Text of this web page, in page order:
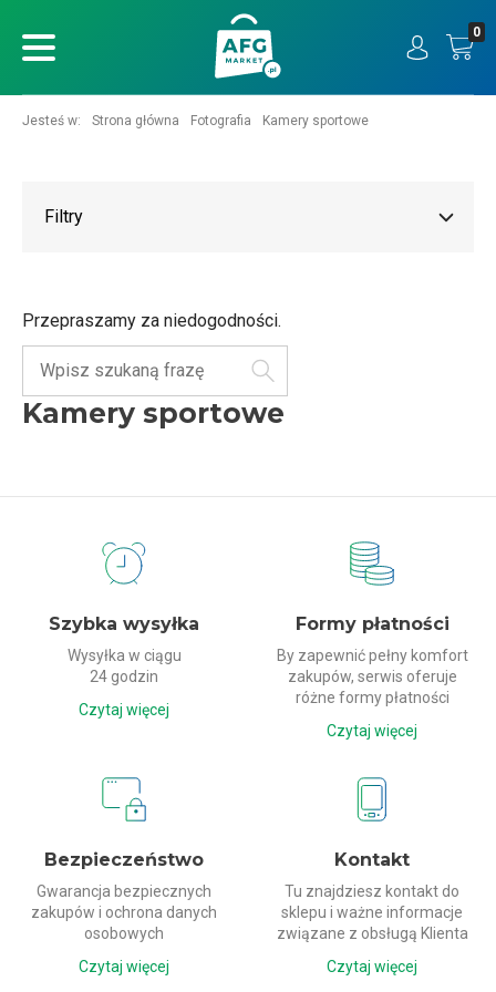
0
Jesteś w: Strona główna Fotografia Kamery sportowe
Filtry
Przepraszamy za niedogodności.
Kamery sportowe
Dlaczego my?
Szybka wysyłka
Wysyłka w ciągu
24 godzin
Czytaj więcej
Formy płatności
By zapewnić pełny komfort
zakupów, serwis oferuje
różne formy płatności
Czytaj więcej
Bezpieczeństwo
Gwarancja bezpiecznych
zakupów i ochrona danych
osobowych
Czytaj więcej
Kontakt
Tu znajdziesz kontakt do
sklepu i ważne informacje
związane z obsługą Klienta
Czytaj więcej